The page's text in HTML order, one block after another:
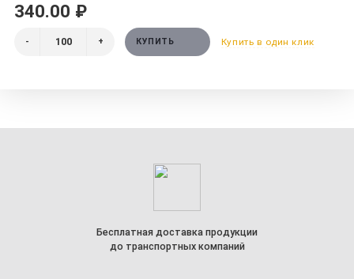
340.00 ₽
- + КУПИТЬ Купить в один клик
Бесплатная доставка продукции
до транспортных компаний